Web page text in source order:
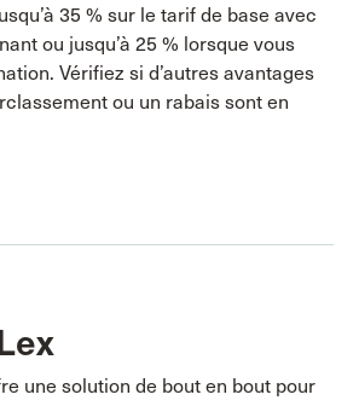
35 % sur le tarif de base avec
ou jusqu’à 25 % lorsque vous
Vérifiez si d’autres avantages
ou un rabais sont en
une solution de bout en bout pour